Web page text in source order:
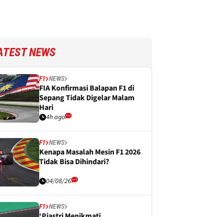
NEWS
F1 NEWS
FIA Konfirmasi Balapan F1 di
Sepang Tidak Digelar Malam
Hari
4h ago
F1 NEWS
Kenapa Masalah Mesin F1 2026
Tidak Bisa Dihindari?
04/08/26
F1 NEWS